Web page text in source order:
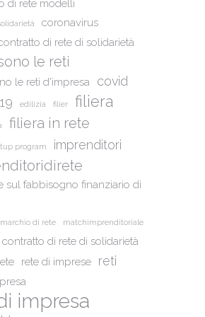
di rete modelli
coronavirus
di rete di solidarietà
le reti
le reti d'impresa
covid
edilizia filier filiera
filiera in rete
program imprenditori
sul fabbisogno finanziario di
marchio di rete matchimprenditoriale
di rete di solidarietà
rete di imprese reti
impresa